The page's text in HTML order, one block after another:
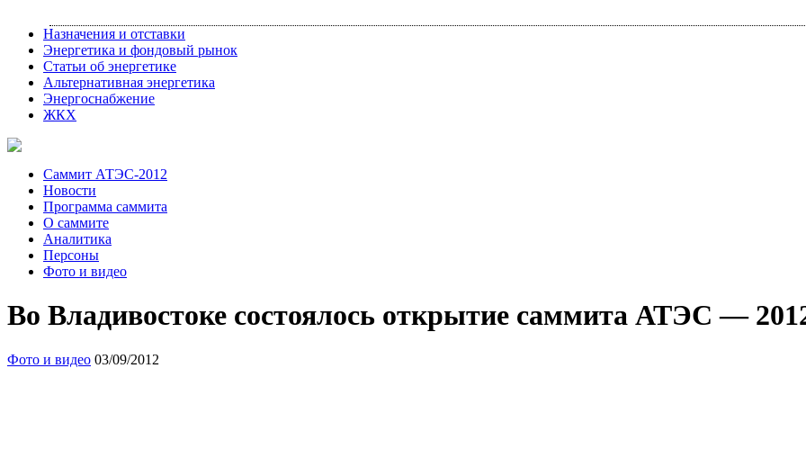
Назначения и отставки
Энергетика и фондовый рынок
Статьи об энергетике
Альтернативная энергетика
Энергоснабжение
ЖКХ
Саммит АТЭС-2012
Новости
Программа саммита
О саммите
Аналитика
Персоны
Фото и видео
Во Владивостоке состоялось открытие саммита АТЭС —
Фото и видео 03/09/2012